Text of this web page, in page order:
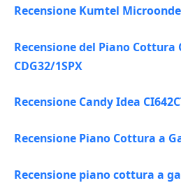
Recensione Kumtel
Recensione del Piano Cottura
CDG32/1SPX
Recensione Candy Idea
Recensione Piano Cottura a
Recensione piano cottura a